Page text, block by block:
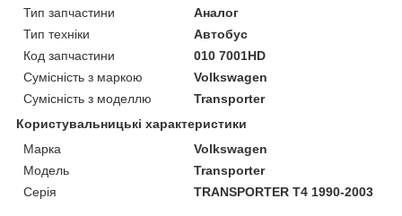
Тип запчастини
Аналог
Тип техніки
Автобус
Код запчастини
010 7001HD
Сумісність з маркою
Volkswagen
Сумісність з моделлю
Transporter
Користувальницькі характеристики
Марка
Volkswagen
Модель
Transporter
Серія
TRANSPORTER T4 1990-2003